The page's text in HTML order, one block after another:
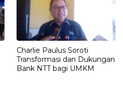
Charlie Paulus Soroti
Transformasi dan Dukungan
Bank NTT bagi UMKM